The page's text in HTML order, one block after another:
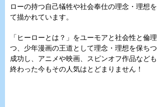
ローの持つ自己犠牲や社会奉仕の理念・理想
て描かれています。
「ヒーローとは？」をユーモアと社会性と倫
つ、少年漫画の王道として理念・理想を保ち
成功し、アニメや映画、スピンオフ作品など
終わった今もその人気はとどまりません！